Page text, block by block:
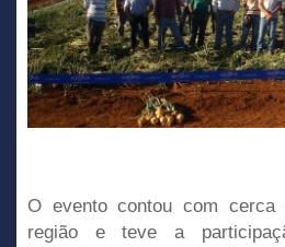
O evento contou com cerca
região e teve a